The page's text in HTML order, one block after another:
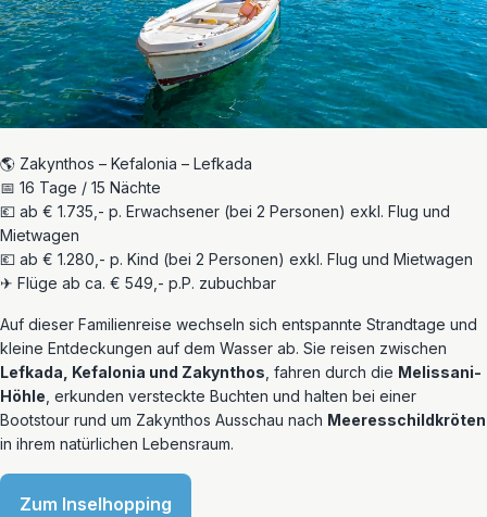
🌎 Zakynthos – Kefalonia – Lefkada
📅 16 Tage / 15 Nächte
💶 ab € 1.735,- p. Erwachsener (bei 2 Personen) exkl. Flug und
Mietwagen
💶 ab € 1.280,- p. Kind (bei 2 Personen) exkl. Flug und Mietwagen
✈ Flüge ab ca. € 549,- p.P. zubuchbar
Auf dieser Familienreise wechseln sich entspannte Strandtage und
kleine Entdeckungen auf dem Wasser ab. Sie reisen zwischen
Lefkada, Kefalonia und Zakynthos , fahren durch die Melissani-
Höhle , erkunden versteckte Buchten und halten bei einer
Bootstour rund um Zakynthos Ausschau nach Meeresschildkröten
in ihrem natürlichen Lebensraum.
Zum Inselhopping